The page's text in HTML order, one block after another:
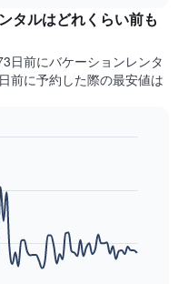
タルはどれくらい前も
日前にバケーションレンタ
前に予約した際の最安値は